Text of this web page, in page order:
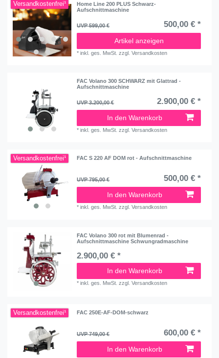
Versandkostenfrei¹
Home Line 200 PLUS Schwarz-
Aufschnittmaschine
UVP 599,00 € 500,00 € *
Artikel anzeigen
*inkl. ges. MwSt. zzgl.Versandkosten
FAC Volano 300 SCHWARZ mit Glattrad -
Aufschnittmaschine
UVP 3.200,00 € 2.900,00 € *
In den Warenkorb
*inkl. ges. MwSt. zzgl.Versandkosten
Versandkostenfrei¹ FAC S 220 AF DOM rot - Aufschnittmaschine
UVP 795,00 € 500,00 € *
In den Warenkorb
*inkl. ges. MwSt. zzgl.Versandkosten
FAC Volano 300 rot mit Blumenrad -
Aufschnittmaschine Schwungradmaschine
2.900,00 € *
In den Warenkorb
*inkl. ges. MwSt. zzgl.Versandkosten
Versandkostenfrei¹ FAC 250E-AF-DOM-schwarz
UVP 749,00 € 600,00 € *
In den Warenkorb